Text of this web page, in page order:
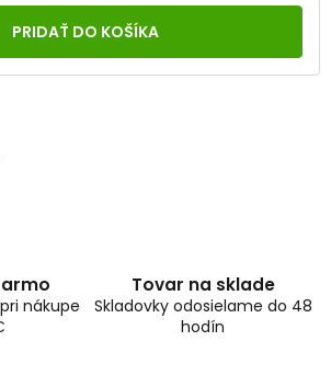
PRIDAŤ DO KOŠÍKA
nákupe
Tovar na sklade
Skladovky odosielame do 48
hodín